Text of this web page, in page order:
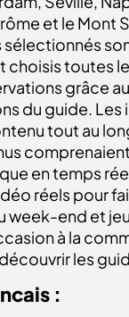
et le Mont
sélectionnés
choisis toutes
grâce
du guide. Les
tout au
en temps
réels pour
week-end et
à la
les
: